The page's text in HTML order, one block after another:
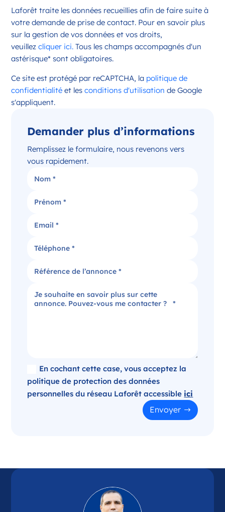
Opportunité d’ouverture à Châteauroux
Châteauroux Centre-Val de Loire
France
Référence: 36044
Candidater
Opportunité d’ouverture à Issoudun
Issoudun Centre-Val de Loire
France
Référence
Plus d'infos
Candidater
Agence immobilière dans le Puy-de-Dôme
France
Opportunité d’ouverture à Panazol
Laforêt traite les données recueillies afin de faire suite à
votre demande de prise de contact. Pour en savoir plus
sur la gestion de vos données et vos droits,
veuillez cliquer ici. Tous les champs accompagnés d'un
astérisque* sont obligatoires.
Ce site est protégé par reCAPTCHA, la politique de
confidentialité et les conditions d'utilisation de Google
s'appliquent.
Demander plus d’informations
Remplissez le formulaire, nous revenons vers
vous rapidement.
En cochant cette case, vous acceptez la
politique de protection des données
personnelles du réseau Laforêt accessible ici
Envoyer